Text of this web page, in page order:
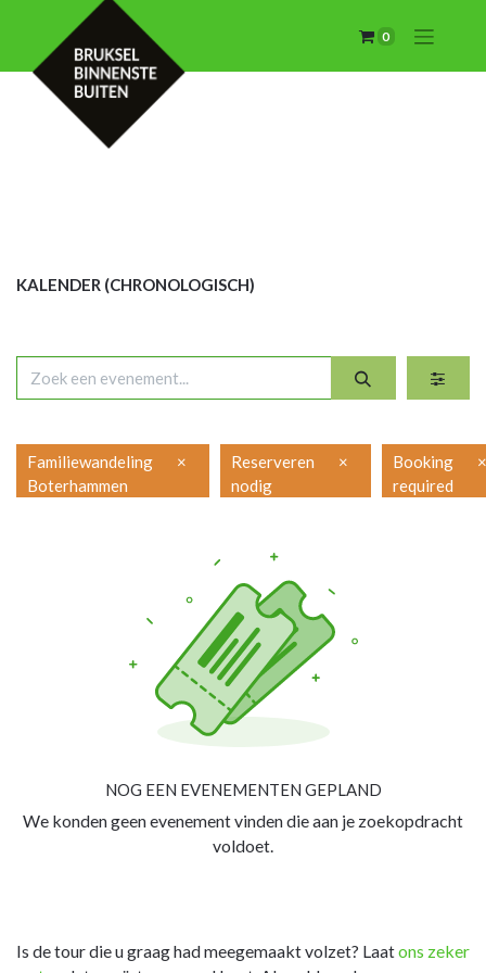
0
KALENDER (CHRONOLOGISCH)
Familiewandeling
Boterhammen
×
Reserveren
nodig
×
Booking
required
×
NOG EEN EVENEMENTEN GEPLAND
We konden geen evenement vinden die aan je zoekopdracht
voldoet.
Is de tour die u graag had meegemaakt volzet? Laatons zeker